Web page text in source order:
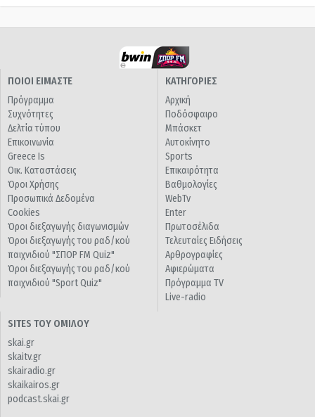
ΠΟΙΟΙ ΕΙΜΑΣΤΕ
Πρόγραμμα
Συχνότητες
Δελτία τύπου
Επικοινωνία
Greece Is
Οικ. Καταστάσεις
Όροι Χρήσης
Προσωπικά Δεδομένα
Cookies
Όροι διεξαγωγής διαγωνισμών
Όροι διεξαγωγής του ραδ/κού
παιχνιδιού "ΣΠΟΡ FM Quiz"
Όροι διεξαγωγής του ραδ/κού
παιχνιδιού "Sport Quiz"
ΚΑΤΗΓΟΡΙΕΣ
Αρχική
Ποδόσφαιρο
Μπάσκετ
Αυτοκίνητο
Sports
Επικαιρότητα
Βαθμολογίες
WebTv
Enter
Πρωτοσέλιδα
Τελευταίες Ειδήσεις
Αρθρογραφίες
Αφιερώματα
Πρόγραμμα TV
Live-radio
SITES ΤΟΥ ΟΜΙΛΟΥ
skai.gr
skaitv.gr
skairadio.gr
skaikairos.gr
podcast.skai.gr